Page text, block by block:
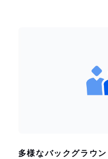
多様なバックグラウ